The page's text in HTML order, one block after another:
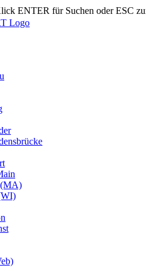
ENTER für Suchen oder ESC
(MA)